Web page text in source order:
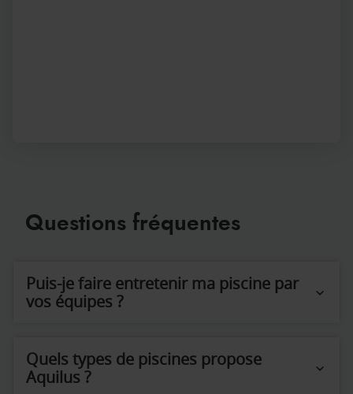
Questions fréquentes
Puis-je faire entretenir ma piscine par
vos équipes ?
Quels types de piscines propose
Aquilus ?